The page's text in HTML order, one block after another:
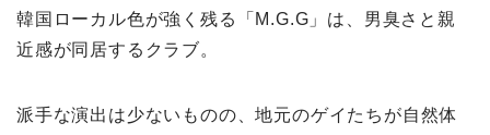
韓国ローカル色が強く残る「M.G.G」は、男臭さと親
近感が同居するクラブ。
派手な演出は少ないものの、地元のゲイたちが自然体